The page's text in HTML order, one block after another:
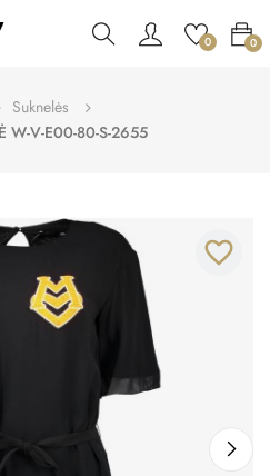
0 0
Suknelės
W-V-E00-80-S-2655
favorite_border